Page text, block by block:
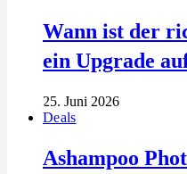
Wann ist der
ein Upgrade
25. Juni 2026
Deals
Ashampoo